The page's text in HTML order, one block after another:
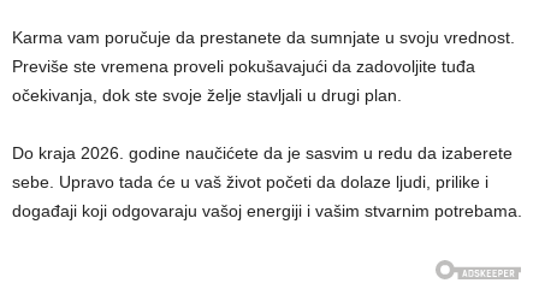
Karma vam poručuje da prestanete da sumnjate u svoju vrednost.
Previše ste vremena proveli pokušavajući da zadovoljite tuđa
očekivanja, dok ste svoje želje stavljali u drugi plan.
Do kraja 2026. godine naučićete da je sasvim u redu da izaberete
sebe. Upravo tada će u vaš život početi da dolaze ljudi, prilike i
događaji koji odgovaraju vašoj energiji i vašim stvarnim potrebama.